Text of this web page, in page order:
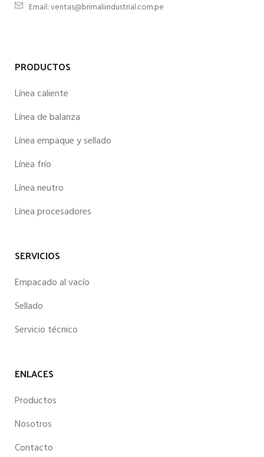
Email: ventas@brimaliindustrial.com.pe
PRODUCTOS
Línea caliente
Línea de balanza
Línea empaque y sellado
Línea frío
Línea neutro
Línea procesadores
SERVICIOS
Empacado al vacío
Sellado
Servicio técnico
ENLACES
Productos
Nosotros
Contacto